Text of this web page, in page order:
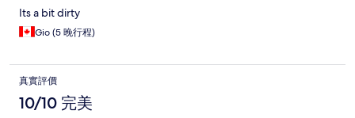
Its a bit dirty
Gio (5 晚行程)
真實評價
10/10 完美